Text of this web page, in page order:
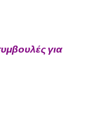
για